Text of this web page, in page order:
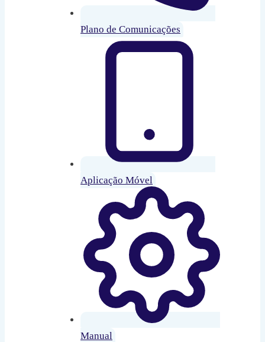
Plano de Comunicações
Aplicação Móvel
Manual